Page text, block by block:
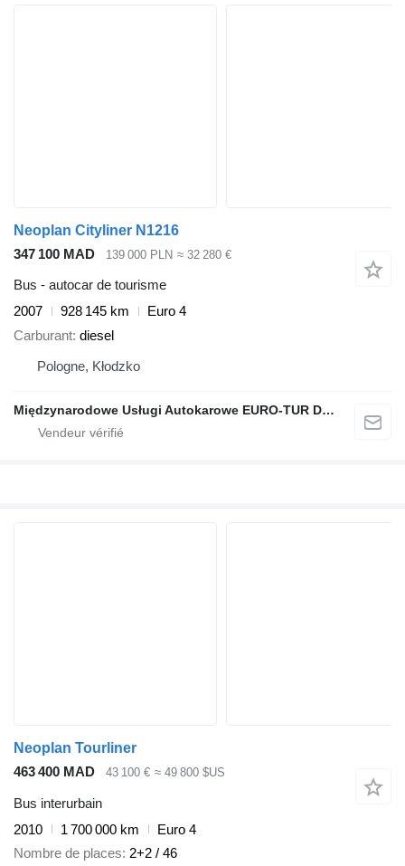
Neoplan Cityliner N1216
347 100 MAD
139 000 PLN ≈ 32 280 €
Bus - autocar de tourisme
2007
928 145 km
Euro 4
Carburant diesel
Pologne, Kłodzko
Międzynarodowe Usługi Autokarowe EURO-TUR Dariusz Polański
Neoplan Tourliner
463 400 MAD
43 100 € ≈ 49 800 $US
Bus interurbain
2010
1 700 000 km
Euro 4
Nombre de places 2+2 / 46